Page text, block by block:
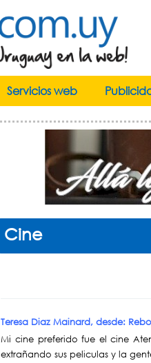
Servicios web
Cine
Teresa Diaz Mainard, desde:
Mi cine preferido fue el cine
extrañando sus peliculas y la